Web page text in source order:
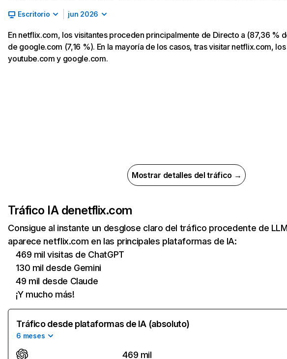
Escritorio jun 2026
En netflix.com, los visitantes proceden principalmente de Directo a (87,36 %
de google.com (7,16 %). En la mayoría de los casos, tras visitar netflix.com,
youtube.com y google.com.
Mostrar detalles del tráfico →
Tráfico IA denetflix.com
Consigue al instante un desglose claro del tráfico procedente de
aparece netflix.com en las principales plataformas de IA:
469 mil visitas de ChatGPT
130 mil desde Gemini
49 mil desde Claude
¡Y mucho más!
Tráfico desde plataformas de IA (absoluto)
6 meses
469 mil